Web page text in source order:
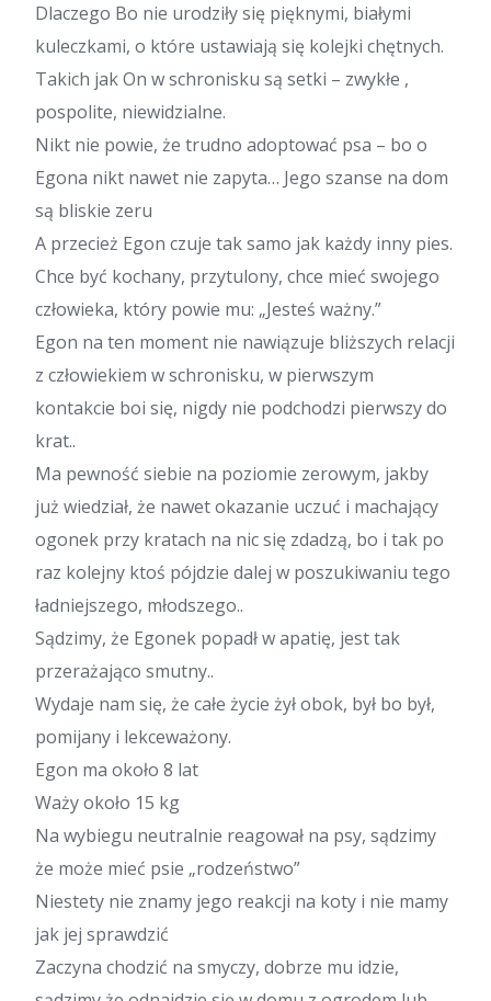
Dlaczego️ Bo nie urodziły się pięknymi, białymi
kuleczkami, o które ustawiają się kolejki chętnych.
Takich jak On w schronisku są setki – zwykłe ,
pospolite, niewidzialne.
Nikt nie powie, że trudno adoptować psa – bo o
Egona nikt nawet nie zapyta… Jego szanse na dom
są bliskie zeru
A przecież Egon czuje tak samo jak każdy inny pies.
Chce być kochany, przytulony, chce mieć swojego
człowieka, który powie mu: „Jesteś ważny.”
Egon na ten moment nie nawiązuje bliższych relacji
z człowiekiem w schronisku, w pierwszym
kontakcie boi się, nigdy nie podchodzi pierwszy do
krat..
Ma pewność siebie na poziomie zerowym, jakby
już wiedział, że nawet okazanie uczuć i machający
ogonek przy kratach na nic się zdadzą, bo i tak po
raz kolejny ktoś pójdzie dalej w poszukiwaniu tego
ładniejszego, młodszego..
Sądzimy, że Egonek popadł w apatię, jest tak
przerażająco smutny..
Wydaje nam się, że całe życie żył obok, był bo był,
pomijany i lekceważony.
Egon ma około 8 lat
Waży około 15 kg
Na wybiegu neutralnie reagował na psy, sądzimy
że może mieć psie „rodzeństwo”
Niestety nie znamy jego reakcji na koty i nie mamy
jak jej sprawdzić
Zaczyna chodzić na smyczy, dobrze mu idzie,